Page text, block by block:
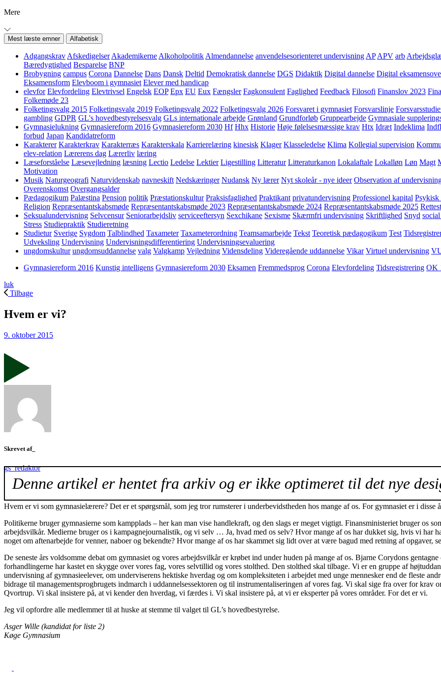
Mere
Mest læste emner Alfabetisk
Adgangskrav Afskedigelser Akademikerne Alkoholpolitik Almendannelse anvendelsesorienteret undervisning AP APV arb
Bæredygtighed Besparelse BNP
Brobygning campus Corona Dannelse Dans Dansk Deltid Demokratisk dannelse DGS Didaktik Digital dannelse Digital
Eksamensform Elevboom i gymnasiet Elever med handicap
elevfor Elevfordeling Elevtrivsel Engelsk EOP Epx EU Eux Fængsler Fagkonsulent Faglighed Feedback Filosofi Finanslov 2023
Folkemøde 23
Folketingsvalg 2015 Folketingsvalg 2019 Folketingsvalg 2022 Folketingsvalg 2026 Forsvaret i gymnasiet Forsvarslinje
gambling GDPR GL's hovedbestyrelsesvalg GLs internationale arbejde Grønland Grundforløb Gruppearbejde Gymnasiale
Gymnasielukning Gymnasiereform 2016 Gymnasiereform 2030 Hf Hhx Historie Høje følelsesmæssige krav Htx Idræt Indeklima
forbud Japan Kandidatreform
Karakterer Karakterkrav Karakterræs Karakterskala Karrierelæring kinesisk Klager Klasseledelse Klima Kollegial supervision
elev-relation Lærerens dag Lærerliv læring
Læseforståelse Læsevejledning læsning Lectio Ledelse Lektier Ligestilling Litteratur Litteraturkanon Lokalaftale Lokalløn Løn Magt
Motivation
Musik Naturgeografi Naturvidenskab navneskift Nedskæringer Nudansk Ny lærer Nyt skoleår - nye ideer Observation af
Overenskomst Overgangsalder
Pædagogikum Palæstina Pension politik Præstationskultur Praksisfaglighed Praktikant privatundervisning Professionel kapital Psykisk
Religion Repræsentantskabsmøde Repræsentantskabsmøde 2023 Repræsentantskabsmøde 2024 Repræsentantskabsmøde 2025
Seksualundervisning Selvcensur Seniorarbejdsliv serviceeftersyn Sexchikane Sexisme Skærmfri undervisning Skriftlighed Snyd
Stress Studiepraktik Studieretning
Studietur Sverige Sygdom Talblindhed Taxameter Taxameterordning Teamsamarbejde Tekst Teoretisk pædagogikum Test
Udveksling Undervisning Undervisningsdifferentiering Undervisningsevaluering
ungdomskultur ungdomsuddannelse valg Valgkamp Vejledning Vidensdeling Videregående uddannelse Vikar Virtuel undervisning
Gymnasiereform 2016 Kunstig intelligens Gymnasiereform 2030 Eksamen Fremmedsprog Corona Elevfordeling Tidsregistrering OK
luk
Tilbage
Hvem er vi?
9. oktober 2015
Skrevet af_
gs_redaktor
Denne artikel er hentet fra arkiv og er ikke optimeret til det nye
Hvem er vi som gymnasielærere? Det er et spørgsmål, som jeg tror rumsterer i underbevidstheden hos mange af os. For gymnasiet er i disse
Politikerne bruger gymnasierne som kampplads – her kan man vise handlekraft, og den slags er meget vigtigt. Finansministeriet bruger os
arbejdsvilkår. Medierne bruger os i kampagnejournalistik, og vi selv … Ja, hvad med os selv? Hvor mange af os har dukket sig, hvis vi
noget om aftenarbejde for venner, naboer og bekendte? Hvor mange af os har skammet sig lidt over at være bagud med retning af opgaver,
De seneste års voldsomme debat om gymnasiet og vores arbejdsvilkår er krøbet ind under huden på mange af os. Bjarne Corydons
forhandlingerne har kastet en skygge over vores fag, vores selvtillid og vores stolthed. Den stolthed skal tilbage. Vi er en gruppe af
undervisning af gymnasieelever, om underviserens hektiske hverdag og om kompleksiteten i arbejdet med unge mennesker end de fleste
bidrage til managementsprogbrugets indmarch i uddannelsessektoren og til instrumentaliseringen af vores fag. Vi skal sige fra over for
Qvortrup. Vi skal insistere på, at vi kender den hverdag, vi færdes i. Vi skal insistere på, at vi er eksperter på vores områder. For det er vi.
Jeg vil opfordre alle medlemmer til at huske at stemme til valget til GL’s hovedbestyrelse.
Asger Wille (kandidat for liste 2)
Køge Gymnasium